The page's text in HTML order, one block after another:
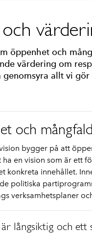
öppenhet och
värdering om
genomsyra allt vi
och mångfald
bygger på att
en vision som är ett
konkreta innehållet.
politiska
verksamhetsplaner
långsiktig och ett